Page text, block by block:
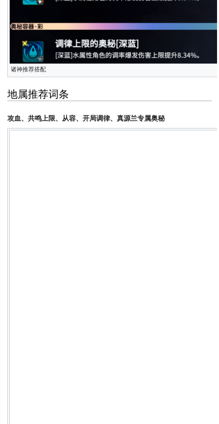
诸神推荐搭配
地属推荐词条
攻血、共鸣上限、从容、开局调律、真源兰专属奥秘